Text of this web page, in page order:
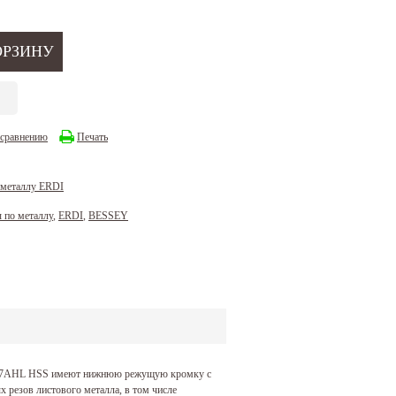
Печать
ERDI
металлу, ERDI BESSEY
HSS имеют нижнюю режущую кромку с
листового металла, в том числе